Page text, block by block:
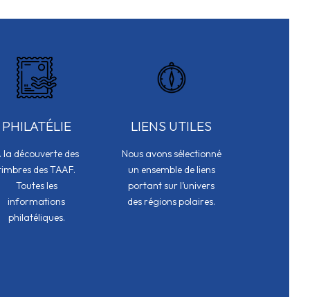
PHILATÉLIE
la découverte des
des TAAF.
Toutes les
informations
philatéliques.
LIENS UTILES
Nous avons sélectionné
un ensemble de liens
portant sur l’univers
des régions polaires.